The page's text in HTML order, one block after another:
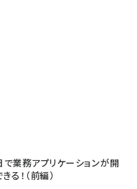
で業務アプリケーションが開
る！（前編）